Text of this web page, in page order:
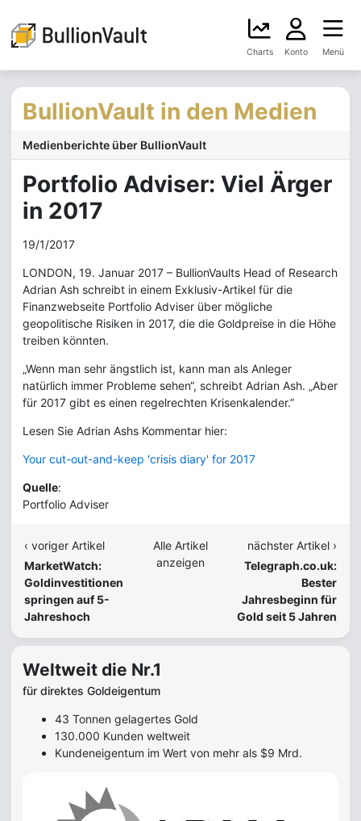
Charts Konto Menü
BullionVault in den Medien
Medienberichte über BullionVault
Portfolio Adviser: Viel Ärger
in 2017
19/1/2017
LONDON, 19. Januar 2017 – BullionVaults Head of Research
Adrian Ash schreibt in einem Exklusiv-Artikel für die
Finanzwebseite Portfolio Adviser über mögliche
geopolitische Risiken in 2017, die die Goldpreise in die Höhe
treiben könnten.
„Wenn man sehr ängstlich ist, kann man als Anleger
natürlich immer Probleme sehen“, schreibt Adrian Ash. „Aber
für 2017 gibt es einen regelrechten Krisenkalender.”
Lesen Sie Adrian Ashs Kommentar hier:
Your cut-out-and-keep 'crisis diary' for 2017
Quelle:
Portfolio Adviser
‹ voriger Artikel
MarketWatch:
Goldinvestitionen
springen auf 5-
Jahreshoch
Alle Artikel
anzeigen
nächster Artikel ›
Telegraph.co.uk:
Bester
Jahresbeginn für
Gold seit 5 Jahren
Weltweit die Nr.1
für direktes Goldeigentum
43 Tonnen gelagertes Gold
130.000 Kunden weltweit
Kundeneigentum im Wert von mehr als $9 Mrd.